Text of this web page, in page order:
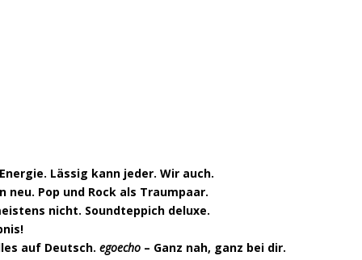
Lässig kann jeder. Wir auch.
neu. Pop und Rock als Traumpaar.
nicht. Soundteppich deluxe.
auf Deutsch. egoecho – Ganz nah, ganz bei dir.